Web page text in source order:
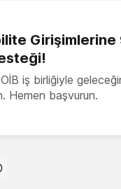
Girişimlerine
iş birliğiyle
Hemen başvurun.